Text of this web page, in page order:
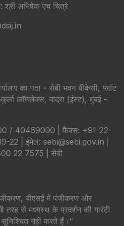
: श्री अभिषेक एच चित्रे
का पता - सेबी भवन बीकेसी, प्लॉट
कॉम्प्लेक्स, बांद्रा (ईस्ट), मुंबई -
/ 40459000 | फैक्स: +91-22-
| ईमेल: sebi@sebi.gov.in |
22 7575 | सेबी
पंजीकरण, बीएसई में पंजीकरण और
तरह से मध्यस्थ के प्रदर्शन की गारंटी
सुनिश्चित नहीं करते हैं।"